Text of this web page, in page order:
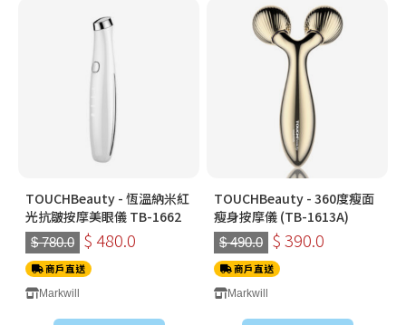
TOUCHBeauty - 恆溫納米紅
光抗皺按摩美眼儀 TB-1662
$ 780.0 $ 480.0
商戶直送
Markwill
TOUCHBeauty - 360度瘦面
瘦身按摩儀 (TB-1613A)
$ 490.0 $ 390.0
商戶直送
Markwill